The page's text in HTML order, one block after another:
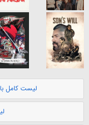
لیست کامل